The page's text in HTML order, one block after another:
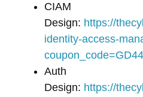
CIAM
Design: https://
identity-access-
Auth
Design: https://